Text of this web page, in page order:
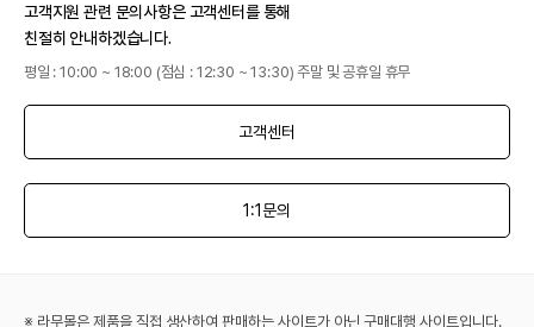
고객지원 관련 문의사항은 고객센터를 통해
친절히 안내하겠습니다.
평일 : 10:00 ~ 18:00 (점심 : 12:30 ~ 13:30) 주말 및 공휴일 휴무
고객센터
1:1문의
※ 라무몰은 제품을 직접 생산하여 판매하는 사이트가 아닌 구매대행 사이트입니다.